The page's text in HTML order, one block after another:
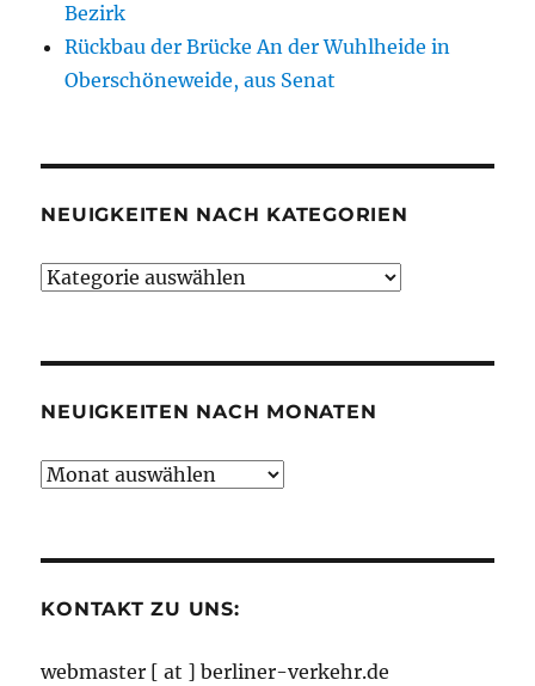
Bezirk
Rückbau der Brücke An der Wuhlheide in
Oberschöneweide, aus Senat
NEUIGKEITEN NACH KATEGORIEN
Neuigkeiten
NEUIGKEITEN NACH MONATEN
Neuigkeiten
KONTAKT ZU UNS:
webmaster [ at ] berliner-verkehr.de